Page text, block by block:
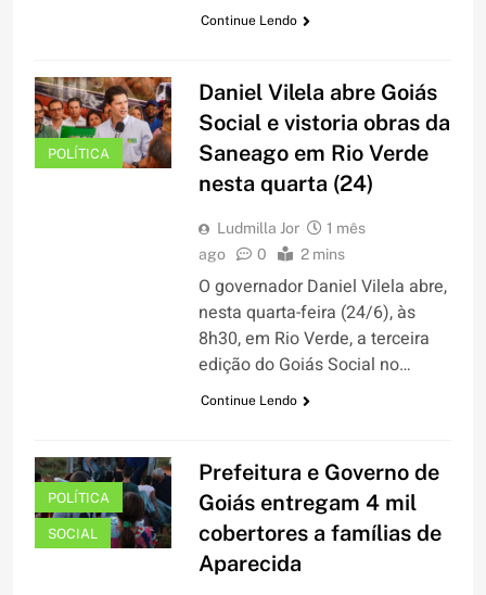
Continue Lendo
POLÍTICA
Daniel Vilela abre Goiás
Social e vistoria obras da
Saneago em Rio Verde
nesta quarta (24)
Ludmilla Jor
1 mês
ago
0 2 mins
O governador Daniel Vilela abre,
nesta quarta-feira (24/6), às
8h30, em Rio Verde, a terceira
edição do Goiás Social no…
Continue Lendo
POLÍTICA
SOCIAL
Prefeitura e Governo de
Goiás entregam 4 mil
cobertores a famílias de
Aparecida